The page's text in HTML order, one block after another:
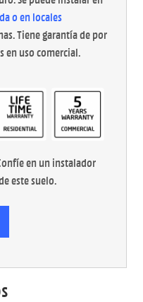
o en locales
Tiene garantía de por
en uso comercial.
en un instalador
este suelo.